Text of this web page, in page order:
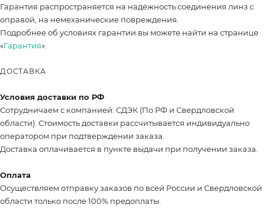
Гарантия распространяется на надёжность соединения линз с
оправой, на немеханические повреждения.
Подробнее об условиях гарантии вы можете найти на странице
«Гарантия».
ДОСТАВКА
Условия доставки по РФ
Сотрудничаем с компанией: СДЭК (По РФ и Свердловской
области). Стоимость доставки рассчитывается индивидуально
оператором при подтверждении заказа.
Доставка оплачивается в пункте выдачи при получении заказа.
Оплата
Осуществляем отправку заказов по всей России и Свердловской
области только после 100% предоплаты.